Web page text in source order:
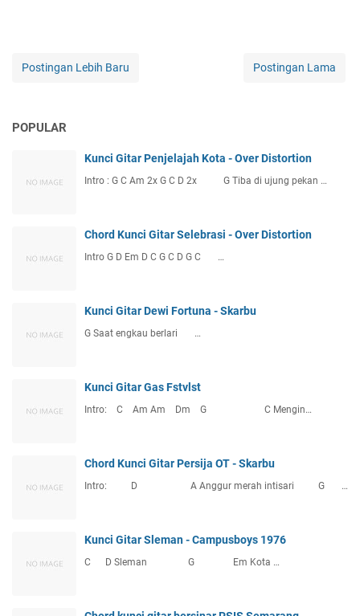
Postingan Lebih Baru Postingan Lama
POPULAR
Kunci Gitar Penjelajah Kota - Over Distortion
Intro : G C Am 2x G C D 2x G Tiba di ujung pekan …
Chord Kunci Gitar Selebrasi - Over Distortion
Intro G D Em D C G C D G C …
Kunci Gitar Dewi Fortuna - Skarbu
G Saat engkau berlari …
Kunci Gitar Gas Fstvlst
Intro: C Am Am Dm G C Mengin…
Chord Kunci Gitar Persija OT - Skarbu
Intro: D A Anggur merah intisari G …
Kunci Gitar Sleman - Campusboys 1976
C D Sleman G Em Kota …